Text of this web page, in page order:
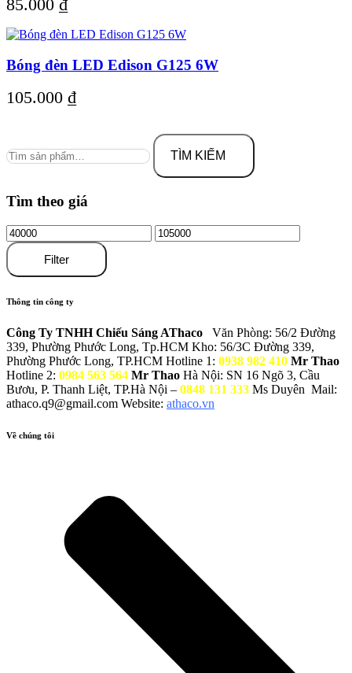
85.000 ₫
Bóng đèn LED Edison G125 6W
105.000 ₫
TÌM KIẾM
Tìm theo giá
Filter
Thông tin công ty
Công Ty TNHH Chiếu Sáng AThaco
Văn Phòng: 56/2 Đường
339, Phường Phước Long, Tp.HCM Kho: 56/3C Đường 339,
Phường Phước Long, TP.HCM Hotline 1: 0938 982 410 Mr Thao
Hotline 2: 0984 563 564 Mr Thao Hà Nội: SN 16 Ngõ 3, Cầu
Bươu, P. Thanh Liệt, TP.Hà Nội – 0848 131 333 Ms Duyên Mail:
athaco.q9@gmail.com Website: athaco.vn
Về chúng tôi